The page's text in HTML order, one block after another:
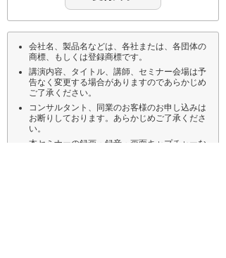
会社名、製品名などは、各社または、各団体の
商標、もしくは登録商標です。
講演内容、タイトル、講師、セミナー会場は予
告なく変更する場合がありますのであらかじめ
ご了承ください。
コンサルタント、同業のお客様のお申し込みは
お断りしております。あらかじめご了承くださ
い。
本セミナーの録画・録音・画面キャプチャーな